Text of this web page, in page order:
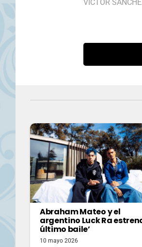
VÍCTOR
Abraham Mateo y el
argentino Luck Ra
último baile’
10 mayo 2026